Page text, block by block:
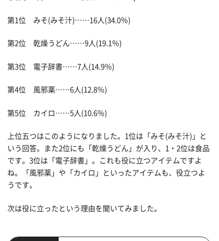
第1位 みそ(みそ汁)……16人(34.0％)
第2位 乾燥うどん……9人(19.1％)
第3位 電子辞書……7人(14.9％)
第4位 風邪薬……6人(12.8％)
第5位 カイロ……5人(10.6％)
上位五つはこのようになりました。1位は「みそ(みそ汁)」と
いう回答。また2位にも「乾燥うどん」が入り、1・2位は食品
です。3位は「電子辞書」。これも役に立つアイテムですよ
ね。「風邪薬」や「カイロ」といったアイテムも、役立つよ
うです。
次は役に立ったという理由を聞いてみました。